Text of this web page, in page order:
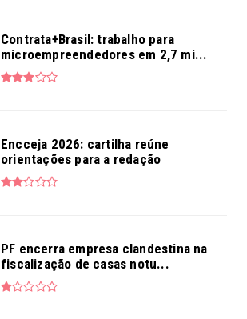
Contrata+Brasil: trabalho para
microempreendedores em 2,7 mi...
Encceja 2026: cartilha reúne
orientações para a redação
PF encerra empresa clandestina na
fiscalização de casas notu...